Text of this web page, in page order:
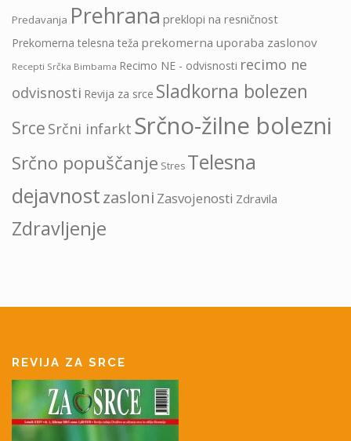
Predavanja Prehrana preklopi na resničnost
Prekomerna telesna teža prekomerna uporaba zaslonov
Recepti Srčka Bimbama Recimo NE - odvisnosti recimo ne
odvisnosti Revija za srce Sladkorna bolezen
Srce Srčni infarkt Srčno-žilne bolezni
Srčno popuščanje Stres Telesna
dejavnostzasloni Zasvojenosti Zdravila
Zdravljenje
REVIJA ZA SRCE